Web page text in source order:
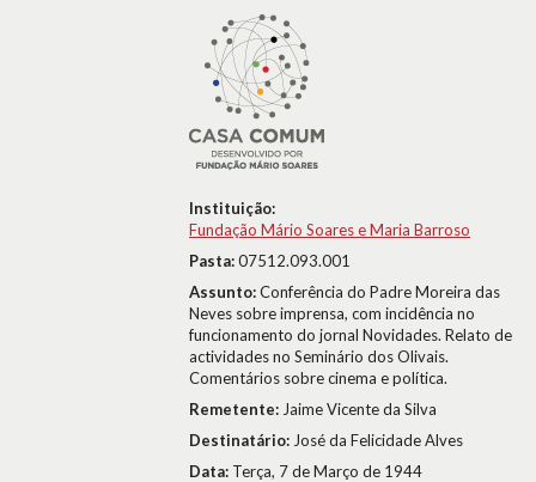
Instituição:
Fundação Mário Soares e Maria Barroso
Pasta:07512.093.001
Assunto:Conferência do Padre Moreira das
Neves sobre imprensa, com incidência no
funcionamento do jornal Novidades. Relato de
actividades no Seminário dos Olivais.
Comentários sobre cinema e política.
Remetente: Jaime Vicente da Silva
Destinatário: José da Felicidade Alves
Data: Terça, 7 de Março de 1944